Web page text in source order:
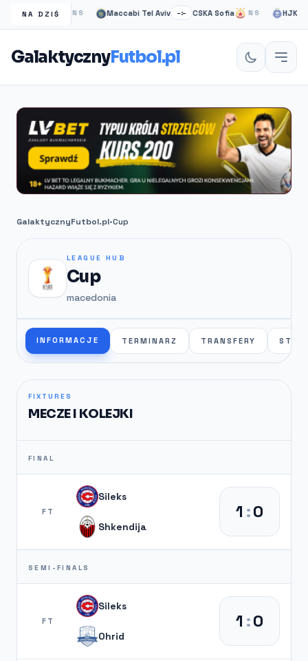
NA DZIŚ
Rangers NS Maccabi Tel Aviv –:– CSKA Sofia NS HJK
GalaktycznyFutbol.pl
GalaktycznyFutbol.pl•Cup
LEAGUE HUB
Cup
macedonia
INFORMACJE TERMINARZ TRANSFERY
FIXTURES
MECZE I KOLEJKI
FINAL
FT
Sileks
Shkendija
1 :0
SEMI-FINALS
FT
Sileks
Ohrid
1 :0